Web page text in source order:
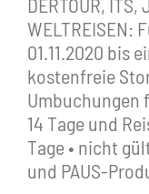
WELTREISEN:
01.11.2020 bis
kostenfreie
Umbuchungen
14 Tage und
Tage • nicht
und PAUS-